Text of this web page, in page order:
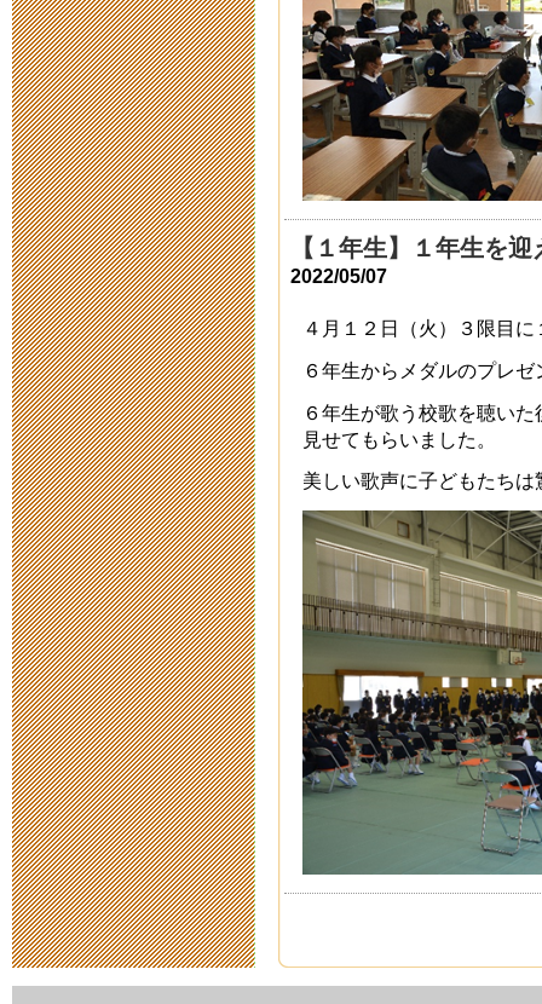
集まれ進路フ
2014年9月26日
奉仕作業
2014年9月 8日
津の魅力を発
らせ
2014年9月 4日
MieMuからの
2014年7月15日
砂浜の生きも
2014年7月11日
台風８号接近
2014年7月 9日
2014年度 寄
2014年7月 2日
平成２６年度
【１年生】１年生を
2022/05/07
４月１２日（火）３限目
６年生からメダルのプレ
６年生が歌う校歌を聴い
見せてもらいました。
美しい歌声に子どもたち